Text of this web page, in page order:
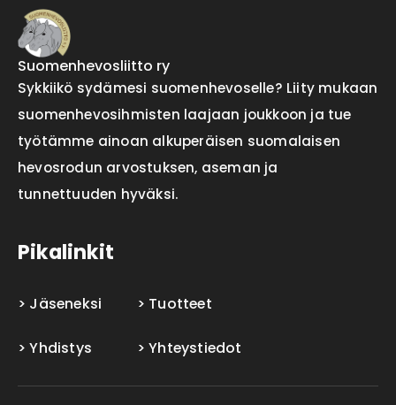
Suomenhevosliitto ry
Sykkiikö sydämesi suomenhevoselle? Liity mukaan
suomenhevosihmisten laajaan joukkoon ja tue
työtämme ainoan alkuperäisen suomalaisen
hevosrodun arvostuksen, aseman ja
tunnettuuden hyväksi.
Pikalinkit
Jäseneksi Tuotteet
Yhdistys Yhteystiedot